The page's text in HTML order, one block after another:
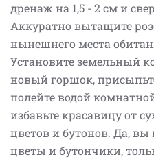
дренаж на 1,5 - 2 см и
Аккуратно вытащите
нынешнего места
Установите земельный
новый горшок,
полейте водой
избавьте красавицу от
цветов и бутонов. Да, вы
цветы и бутончики,